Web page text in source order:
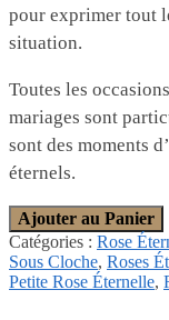
pour exprimer tout
situation.
Toutes les
mariages sont
sont des moments
éternels.
Ajouter au Panier
Catégories : Rose
Sous Cloche, Roses
Petite Rose Éternelle,